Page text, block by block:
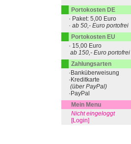
Portokosten DE
· Paket: 5,00 Euro
· ab 50,- Euro portofrei
Portokosten EU
· 15,00 Euro
ab 150,- Euro portofrei
Zahlungsarten
·Banküberweisung
·Kreditkarte
(über PayPal)
·PayPal
Mein Menu
Nicht eingeloggt
[Login]